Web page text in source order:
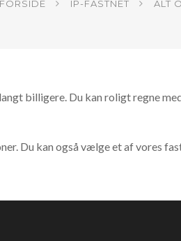
FORSIDE IP-FASTNET ALT
billigere. Du kan roligt regne
Du kan også vælge et af vores